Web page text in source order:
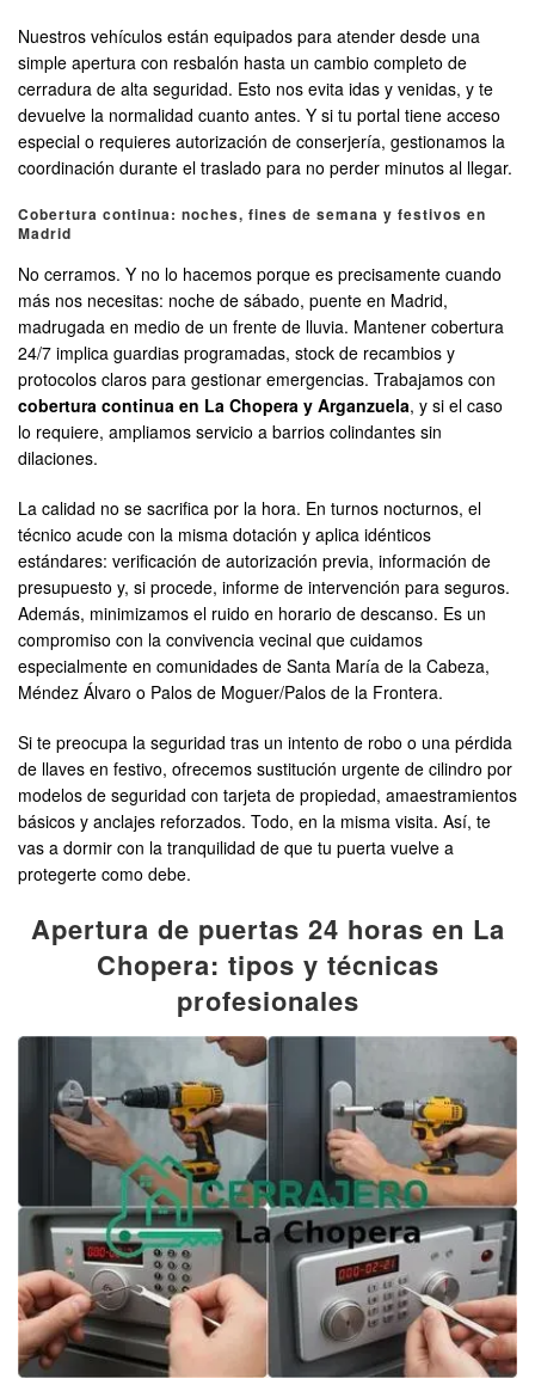
Nuestros vehículos están equipados para atender desde una
simple apertura con resbalón hasta un cambio completo de
cerradura de alta seguridad. Esto nos evita idas y venidas, y te
devuelve la normalidad cuanto antes. Y si tu portal tiene acceso
especial o requieres autorización de conserjería, gestionamos la
coordinación durante el traslado para no perder minutos al llegar.
Cobertura continua: noches, fines de semana y festivos en
Madrid
No cerramos. Y no lo hacemos porque es precisamente cuando
más nos necesitas: noche de sábado, puente en Madrid,
madrugada en medio de un frente de lluvia. Mantener cobertura
24/7 implica guardias programadas, stock de recambios y
protocolos claros para gestionar emergencias. Trabajamos con
cobertura continua en La Chopera y Arganzuela, y si el caso
lo requiere, ampliamos servicio a barrios colindantes sin
dilaciones.
La calidad no se sacrifica por la hora. En turnos nocturnos, el
técnico acude con la misma dotación y aplica idénticos
estándares: verificación de autorización previa, información de
presupuesto y, si procede, informe de intervención para seguros.
Además, minimizamos el ruido en horario de descanso. Es un
compromiso con la convivencia vecinal que cuidamos
especialmente en comunidades de Santa María de la Cabeza,
Méndez Álvaro o Palos de Moguer/Palos de la Frontera.
Si te preocupa la seguridad tras un intento de robo o una pérdida
de llaves en festivo, ofrecemos sustitución urgente de cilindro por
modelos de seguridad con tarjeta de propiedad, amaestramientos
básicos y anclajes reforzados. Todo, en la misma visita. Así, te
vas a dormir con la tranquilidad de que tu puerta vuelve a
protegerte como debe.
Apertura de puertas 24 horas en La
Chopera: tipos y técnicas
profesionales